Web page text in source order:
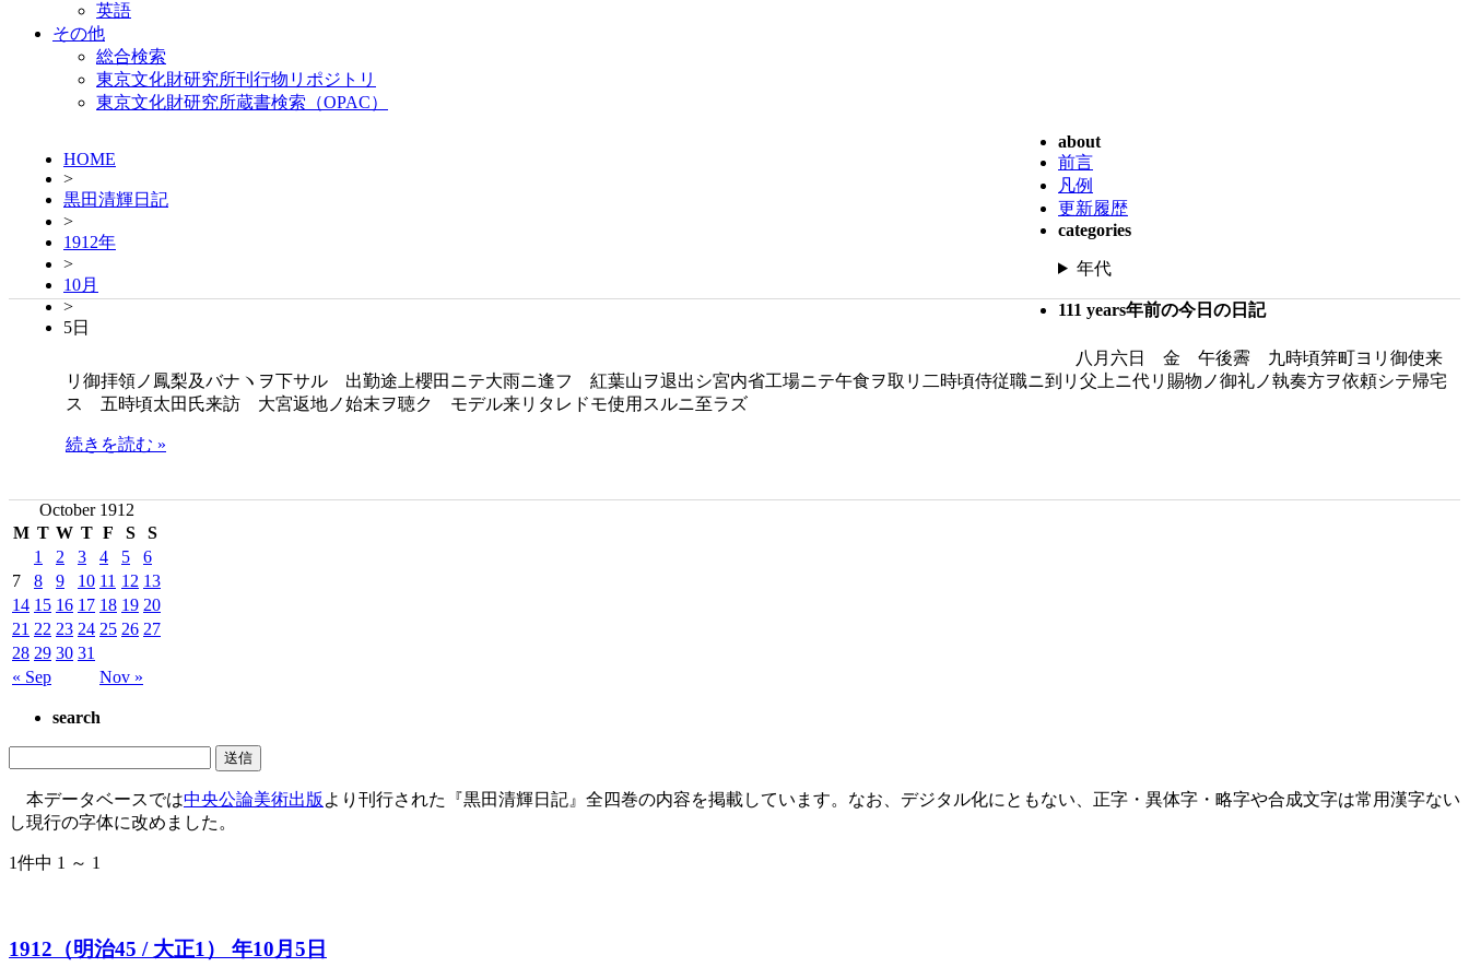
英語
その他
総合検索
東京文化財研究所刊行物リポジトリ
東京文化財研究所蔵書検索（OPAC）
HOME
>
黒田清輝日記
>
1912年
>
10月
>
5日
about
前言
凡例
更新履歴
categories
年代
111 years年前の今日の日記
八月六日 金 午後霽 九時頃笄町ヨリ御使来
リ御拝領ノ鳳梨及バナヽヲ下サル 出勤途上櫻田ニテ大雨ニ逢フ 紅葉山ヲ退出シ宮内省工場ニテ午食ヲ取リ二時頃侍従職ニ到リ父上ニ代リ賜物ノ御礼ノ執奏方ヲ依頼シテ帰宅
ス 五時頃太田氏来訪 大宮返地ノ始末ヲ聴ク モデル来リタレドモ使用スルニ至ラズ
続きを読む »
October 1912
M T W T F S S
« Sep Nov »
1 2 3 4 5
6
7
8 9 10 11 12 13
14 15 16 17 18 19 20
21 22 23 24 25 26 27
28 29 30 31
search
本データベースでは中央公論美術出版 より刊行された『黒田清輝日記』全四巻の内容を掲載しています。なお、デジタル化にともない、正字・異体字・略字や合成文字は常用漢字ない
し現行の字体に改めました。
1件中 1 ～ 1
1912（明治45 / 大正1） 年10月5日